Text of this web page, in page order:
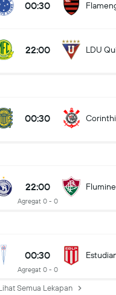
00:30
22:00 LDU
00:30
22:00
Agregat 0 - 0
00:30
Agregat 0 - 0
Semua Lekapan